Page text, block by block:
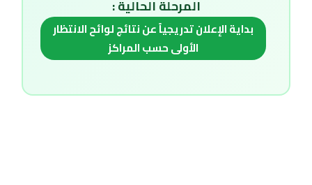
المرحلة الحالية :
بداية الإعلان تدريجياً عن نتائج لوائح الانتظار
الأولى حسب المراكز